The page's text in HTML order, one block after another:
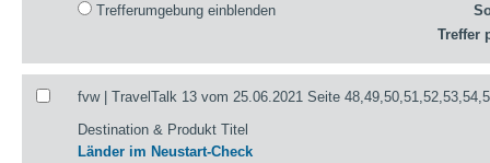
Trefferumgebung einblenden
Treffer
fvw | TravelTalk 13 vom 25.06.2021 Seite
Destination & Produkt Titel
Länder im Neustart-Check